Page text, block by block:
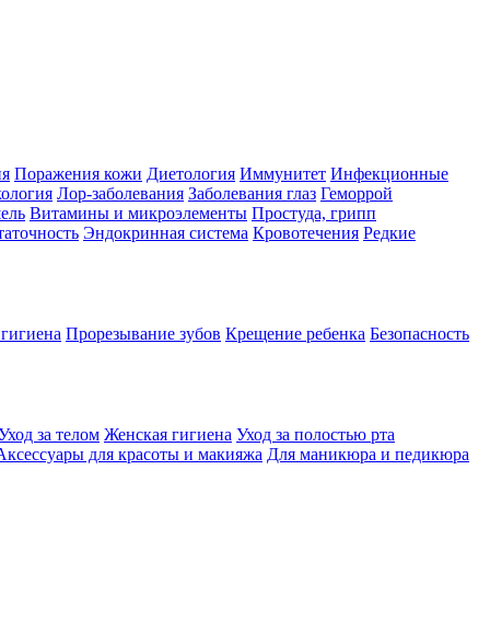
Поражения кожи Диетология Иммунитет Инфекционные
Лор-заболевания Заболевания глаз Геморрой
Витамины и микроэлементы Простуда, грипп
Эндокринная система Кровотечения Редкие
Прорезывание зубов Крещение ребенка Безопасность
за телом Женская гигиена Уход за полостью рта
для красоты и макияжа Для маникюра и педикюра